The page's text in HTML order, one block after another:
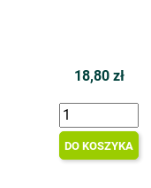
18,80 zł
DO KOSZYKA